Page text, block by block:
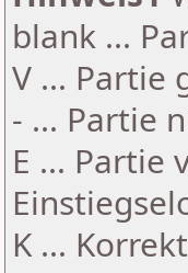
blank ...
V ... Partie
- ... Partie
E ... Partie
K ...